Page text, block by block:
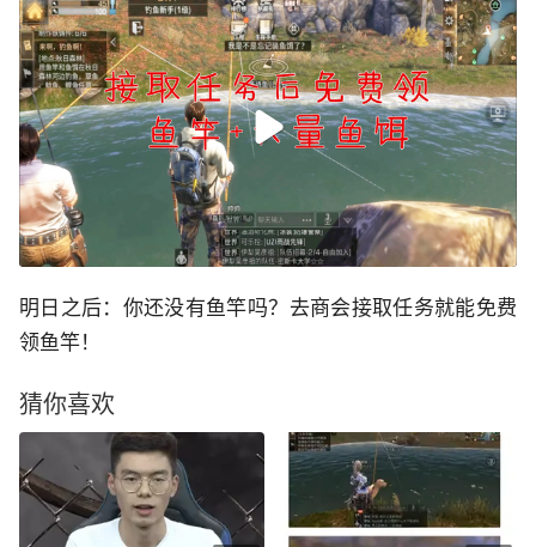
明日之后：你还没有鱼竿吗？去商会接取任务就能免费
领鱼竿！
猜你喜欢